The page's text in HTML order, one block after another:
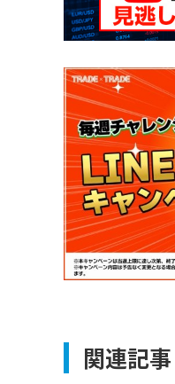
関連記事